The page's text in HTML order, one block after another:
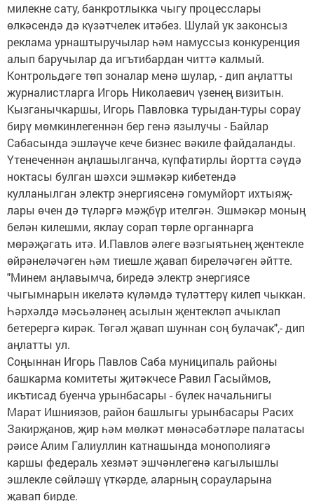
милекне сату, банкротлыкка чыгу процесслары
өлкәсендә дә күзәтчелек итәбез. Шулай ук законсыз
реклама урнаштыручылар һәм намуссыз конкуренция
алып баручылар да игътибардан читтә калмый.
Контрольдәге төп зоналар менә шулар, - дип аңлатты
журналистларга Игорь Николаевич үзенең визитын.
Кызганычкаршы, Игорь Павловка турыдан-туры сорау
бирү мөмкинлегеннән бер генә язылучы - Байлар
Сабасында эшләүче кече бизнес вәкиле файдаланды.
Үтенеченнән аңлашылганча, күпфатирлы йортта сәүдә
ноктасы булган шәхси эшмәкәр кибетендә
кулланылган электр энергиясенә гомумйорт ихтыяҗ­
лары өчен дә түләргә мәҗбүр ителгән. Эшмәкәр моның
белән килешми, яклау сорап төрле органнарга
мөрәҗәгать итә. И.Павлов әлеге вәзгыятьнең җентекле
өйрәнеләчәген һәм тиешле җавап биреләчәген әйтте.
"Минем аңлавымча, биредә электр энергиясе
чыгымнарын икеләтә күләмдә түләттерү килеп чыккан.
Һәрхәлдә мәсьәләнең асылын җентекләп ачыклап
бетерергә кирәк. Төгәл җавап шуннан соң булачак",- дип
аңлатты ул.
Соңыннан Игорь Павлов Саба муниципаль районы
башкарма комитеты җитәкчесе Равил Гасыймов,
икътисад буенча урынбасары - бүлек начальнигы
Марат Ишниязов, район башлыгы урынбасары Расих
Закирҗанов, җир һәм мөлкәт мөнәсәбәтләре палатасы
рәисе Алим Галиуллин катнашында монополиягә
каршы федераль хезмәт эшчәнлегенә кагылышлы
эшлекле сөйләшү үткәрде, аларның сорауларына
җавап бирде.